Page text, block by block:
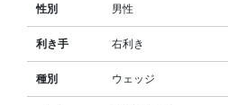
性別 男性
利き手 右利き
種別 ウェッジ